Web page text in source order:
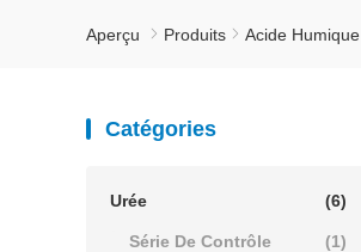
Aperçu Produits Acide Humique
Catégories
Urée (6)
Série De Contrôle
(1)